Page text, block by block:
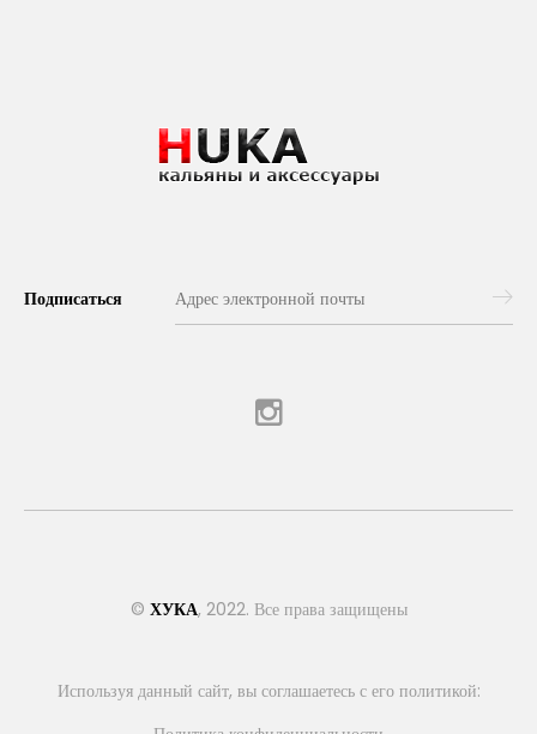
Подписаться
© ХУКА, 2022. Все права защищены
Используя данный сайт, вы соглашаетесь с его политикой: